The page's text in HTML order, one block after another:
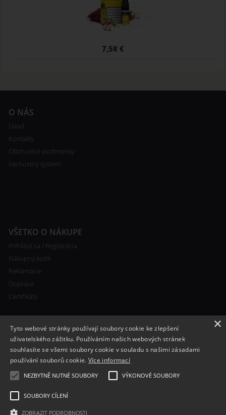
7,58 €
O NÁS
Úvod
Kontakty
Obchodné podmienky
Vernostný systém
VŠETKO O NÁKUPE
Prihlásiť sa / Registrácia
Nákupný košík
Reklamácie
Doprava
Certifikáty
RYCHLÝ KONTAKT
+420 608 138 367
info@bomba-cig.sk
×
Tyto webové stránky používají soubory cookie ke zlepšení
uživatelského zážitku. Používáním našich webových stránek
souhlasíte se všemi soubory cookie v souladu s našimi zásadami
používání souborů cookie. Více informací
NEZBYTNĚ NUTNÉ SOUBORY VÝKONOVÉ SOUBORY
SOUBORY CÍLENÍ
ZOBRAZIT PODROBNOSTI